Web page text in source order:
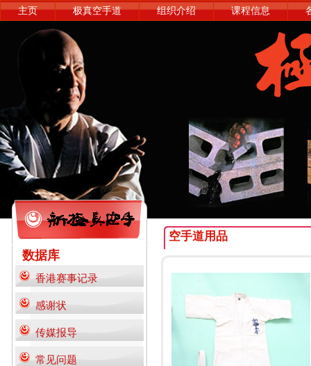
主页 极真空手道 组织介绍 课程信息
数据库
香港赛事记录
感谢状
传媒报导
常见问题
空手道用品